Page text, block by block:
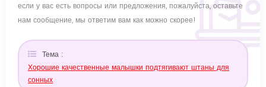
если у вас есть вопросы или предложения, пожалуйста, оставьте
нам сообщение, мы ответим вам как можно скорее!
Тема :
Хорошие качественные малышки подтягивают штаны для
сонных